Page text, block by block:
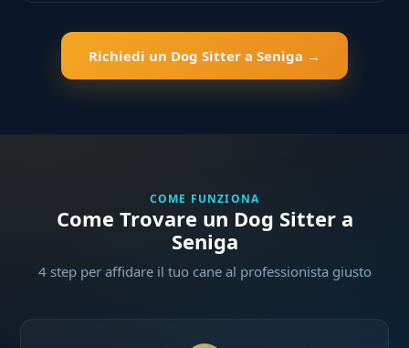
Richiedi un Dog Sitter a Seniga →
COME FUNZIONA
Come Trovare un Dog Sitter a
Seniga
4 step per affidare il tuo cane al professionista giusto